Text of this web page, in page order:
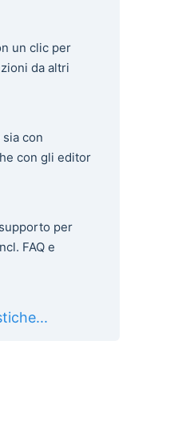
un clic per
da altri
con
con gli editor
per
FAQ e